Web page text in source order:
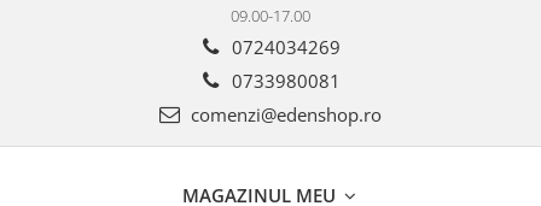
09.00-17.00
0724034269
0733980081
comenzi@edenshop.ro
MAGAZINUL MEU